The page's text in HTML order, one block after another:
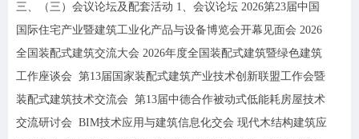
三、 （三）会议论坛及配套活动 1、会议论坛 2026第23届中国
国际住宅产业暨建筑工业化产品与设备博览会开幕见面会 2026
全国装配式建筑交流大会 2026年度全国装配式建筑暨绿色建筑
工作座谈会 第13届国家装配式建筑产业技术创新联盟工作会暨
装配式建筑技术交流会 第13届中德合作被动式低能耗房屋技术
交流研讨会 BIM技术应用与建筑信息化交会 现代木结构建筑应